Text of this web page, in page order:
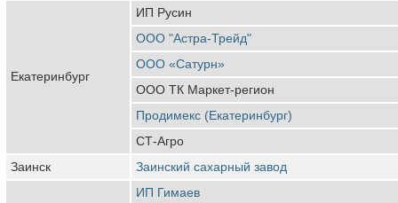
Екатеринбург
ИП Русин
ООО "Астра-Трейд"
ООО «Сатурн»
ООО ТК Маркет-регион
Продимекс (Екатеринбург)
СТ-Агро
Заинск
Заинский сахарный завод
ИП Гимаев